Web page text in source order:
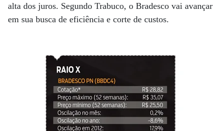
alta dos juros. Segundo Trabuco, o Bradesco vai avançar
em sua busca de eficiência e corte de custos.